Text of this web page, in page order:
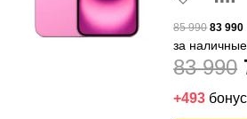
85 990 83 990
за
83 990
+493